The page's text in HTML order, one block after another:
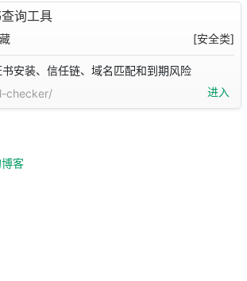
询工具
[安全类]
安装、信任链、域名匹配和到期风险
进入
checker/
客